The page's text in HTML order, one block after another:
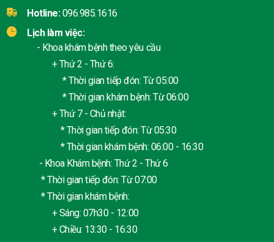
Hotline: 096.985.1616
Lịch làm việc:
- Khoa khám bệnh theo yêu cầu
+ Thứ 2 - Thứ 6:
* Thời gian tiếp đón: Từ 05:00
* Thời gian khám bệnh: Từ 06:00
+ Thứ 7 - Chủ nhật:
* Thời gian tiếp đón: Từ 05:30
* Thời gian khám bệnh: 06:00 - 16:30
- Khoa Khám bệnh: Thứ 2 - Thứ 6
* Thời gian tiếp đón: Từ 07:00
* Thời gian khám bệnh:
+ Sáng: 07h30 - 12:00
+ Chiều: 13:30 - 16:30